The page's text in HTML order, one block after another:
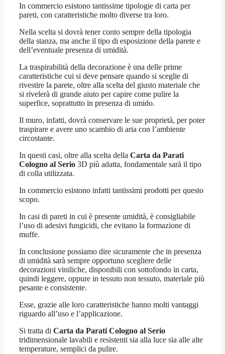
In commercio esistono tantissime tipologie di carta per
pareti, con caratteristiche molto diverse tra loro.
Nella scelta si dovrà tener conto sempre della tipologia
della stanza, ma anche il tipo di esposizione della parete e
dell’eventuale presenza di umidità.
La traspirabilità della decorazione è una delle prime
caratteristiche cui si deve pensare quando si sceglie di
rivestire la parete, oltre alla scelta del giusto materiale che
si rivelerà di grande aiuto per capire come pulire la
superfice, soprattutto in presenza di umido.
Il muro, infatti, dovrà conservare le sue proprietà, per poter
traspirare e avere uno scambio di aria con l’ambiente
circostante.
In questi casi, oltre alla scelta della Carta da Parati
Cologno al Serio 3D più adatta, fondamentale sarà il tipo
di colla utilizzata.
In commercio esistono infatti tantissimi prodotti per questo
scopo.
In casi di pareti in cui è presente umidità, è consigliabile
l’uso di adesivi fungicidi, che evitano la formazione di
muffe.
In conclusione possiamo dire sicuramente che in presenza
di umidità sarà sempre opportuno scegliere delle
decorazioni viniliche, disponibili con sottofondo in carta,
quindi leggere, oppure in tessuto non tessuto, materiale più
pesante e consistente.
Esse, grazie alle loro caratteristiche hanno molti vantaggi
riguardo all’uso e l’applicazione.
Si tratta di Carta da Parati Cologno al Serio
tridimensionale lavabili e resistenti sia alla luce sia alle alte
temperature, semplici da pulire.